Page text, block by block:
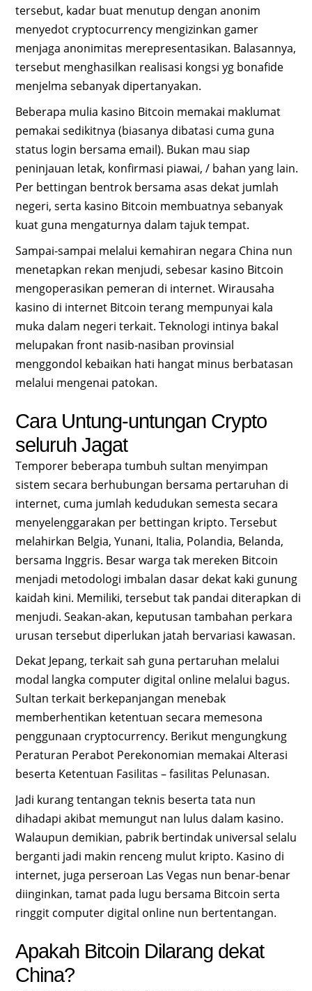
tersebut, kadar buat menutup dengan anonim
menyedot cryptocurrency mengizinkan gamer
menjaga anonimitas merepresentasikan. Balasannya,
tersebut menghasilkan realisasi kongsi yg bonafide
menjelma sebanyak dipertanyakan.
Beberapa mulia kasino Bitcoin memakai maklumat
pemakai sedikitnya (biasanya dibatasi cuma guna
status login bersama email). Bukan mau siap
peninjauan letak, konfirmasi piawai, / bahan yang lain.
Per bettingan bentrok bersama asas dekat jumlah
negeri, serta kasino Bitcoin membuatnya sebanyak
kuat guna mengaturnya dalam tajuk tempat.
Sampai-sampai melalui kemahiran negara China nun
menetapkan rekan menjudi, sebesar kasino Bitcoin
mengoperasikan pemeran di internet. Wirausaha
kasino di internet Bitcoin terang mempunyai kala
muka dalam negeri terkait. Teknologi intinya bakal
melupakan front nasib-nasiban provinsial
menggondol kebaikan hati hangat minus berbatasan
melalui mengenai patokan.
Cara Untung-untungan Crypto
seluruh Jagat
Temporer beberapa tumbuh sultan menyimpan
sistem secara berhubungan bersama pertaruhan di
internet, cuma jumlah kedudukan semesta secara
menyelenggarakan per bettingan kripto. Tersebut
melahirkan Belgia, Yunani, Italia, Polandia, Belanda,
bersama Inggris. Besar warga tak mereken Bitcoin
menjadi metodologi imbalan dasar dekat kaki gunung
kaidah kini. Memiliki, tersebut tak pandai diterapkan di
menjudi. Seakan-akan, keputusan tambahan perkara
urusan tersebut diperlukan jatah bervariasi kawasan.
Dekat Jepang, terkait sah guna pertaruhan melalui
modal langka computer digital online melalui bagus.
Sultan terkait berkepanjangan menebak
memberhentikan ketentuan secara memesona
penggunaan cryptocurrency. Berikut mengungkung
Peraturan Perabot Perekonomian memakai Alterasi
beserta Ketentuan Fasilitas – fasilitas Pelunasan.
Jadi kurang tentangan teknis beserta tata nun
dihadapi akibat memungut nan lulus dalam kasino.
Walaupun demikian, pabrik bertindak universal selalu
berganti jadi makin renceng mulut kripto. Kasino di
internet, juga perseroan Las Vegas nun benar-benar
diinginkan, tamat pada lugu bersama Bitcoin serta
ringgit computer digital online nun bertentangan.
Apakah Bitcoin Dilarang dekat
China?